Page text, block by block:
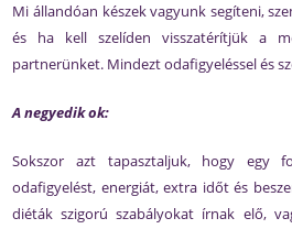
Mi állandóan készek vagyunk segíteni,
és ha kell szelíden visszatérítjük a
partnerünket. Mindezt odafigyeléssel és
A negyedik ok:
Sokszor azt tapasztaljuk, hogy egy
odafigyelést, energiát, extra időt és
diéták szigorú szabályokat írnak elő,